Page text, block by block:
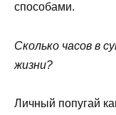
способами.
Сколько часов в
жизни?
Личный попугай